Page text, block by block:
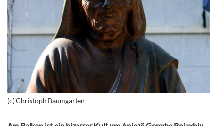
(c) Christoph Baumgarten